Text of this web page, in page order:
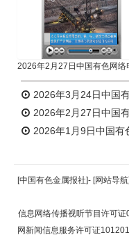
2026年3月24日中国
2026年2月27日中国
2026年1月9日中国有
[中国有色金属报社]- [网站导航]
信息网络传播视听节目许可证
网新闻信息服务许可证